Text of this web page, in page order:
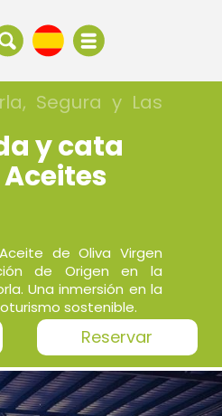
Segura y Las
y cata
Aceites
de Oliva Virgen
de Origen en la
Una inmersión en la
sostenible.
Reservar